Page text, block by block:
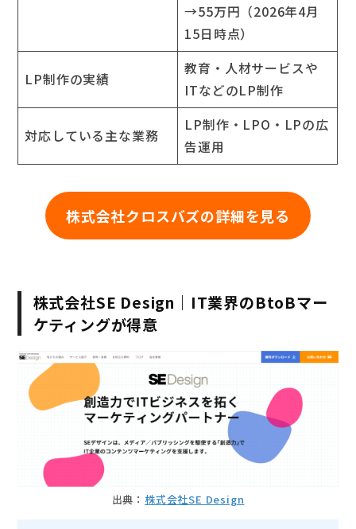
→55万円（2026年4月
15日時点）
LP制作の実績
教育・人材サービスや
ITなどのLP制作
対応している主な業務
LP制作・LPO・LPの広
告運用
株式会社クロスバズの詳細を見る
株式会社SE Design｜IT業界のBtoBマー
ケティングが得意
出典： 株式会社SE Design